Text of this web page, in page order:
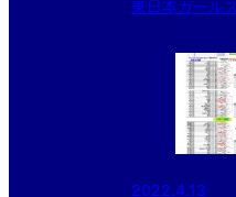
東日本ガール
2022.4.13